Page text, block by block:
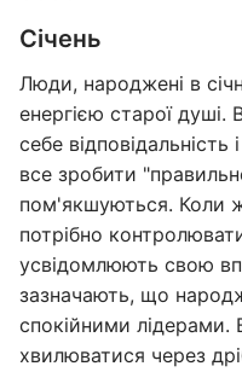
Січень
Люди, народжені в
енергією старої душі.
себе
все зробити
пом'якшуються. Коли
потрібно
усвідомлюють свою
зазначають, що
спокійними лідерами.
хвилюватися через